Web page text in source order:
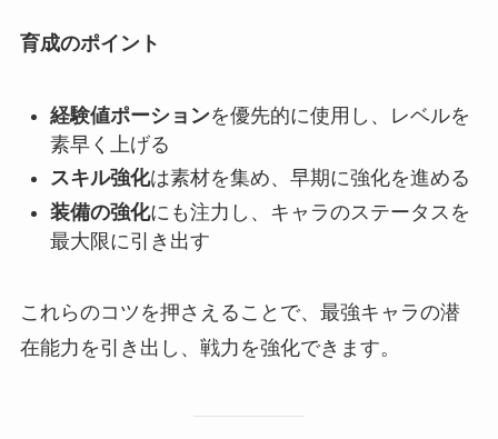
育成のポイント
経験値ポーションを優先的に使用し、レベルを
素早く上げる
スキル強化は素材を集め、早期に強化を進める
装備の強化にも注力し、キャラのステータスを
最大限に引き出す
これらのコツを押さえることで、最強キャラの潜
在能力を引き出し、戦力を強化できます。